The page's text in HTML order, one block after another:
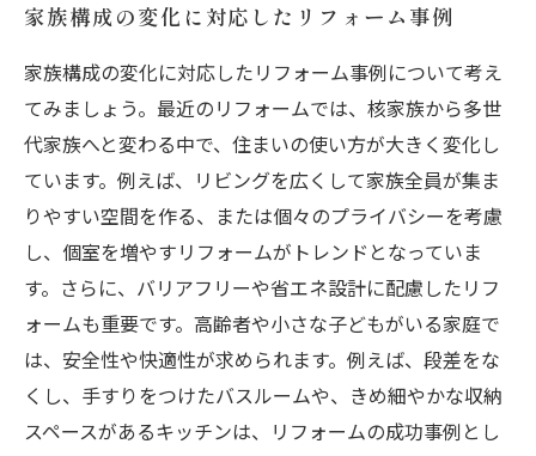
家族構成の変化に対応したリフォーム事例
家族構成の変化に対応したリフォーム事例について考え
てみましょう。最近のリフォームでは、核家族から多世
代家族へと変わる中で、住まいの使い方が大きく変化し
ています。例えば、リビングを広くして家族全員が集ま
りやすい空間を作る、または個々のプライバシーを考慮
し、個室を増やすリフォームがトレンドとなっていま
す。さらに、バリアフリーや省エネ設計に配慮したリフ
ォームも重要です。高齢者や小さな子どもがいる家庭で
は、安全性や快適性が求められます。例えば、段差をな
くし、手すりをつけたバスルームや、きめ細やかな収納
スペースがあるキッチンは、リフォームの成功事例とし